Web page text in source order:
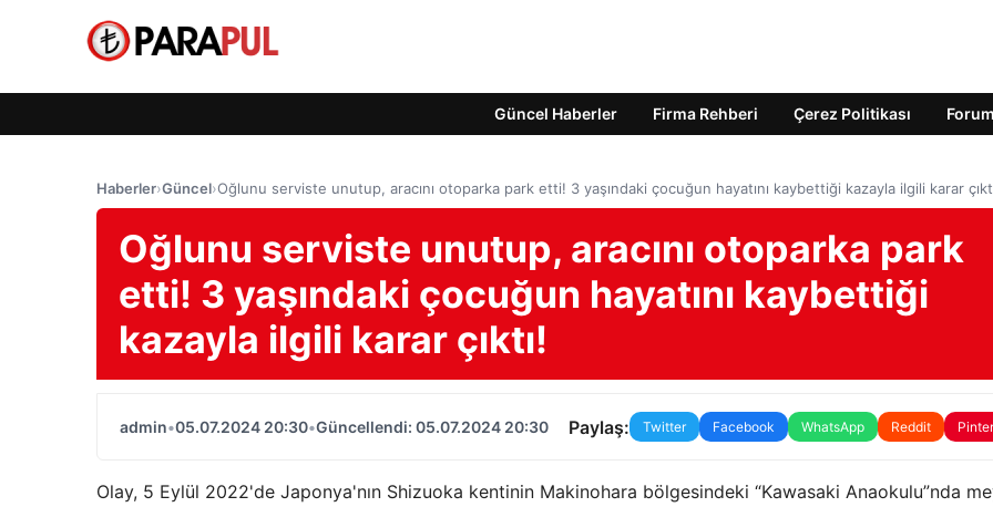
Güncel Haberler Firma Rehberi Çerez Politikası Forum
Haberler›Güncel›Oğlunu serviste unutup, aracını otoparka park etti! 3 yaşındaki çocuğun hayatını kaybettiği kazayla ilgili karar
Oğlunu serviste unutup, aracını otoparka park
etti! 3 yaşındaki çocuğun hayatını kaybettiği
kazayla ilgili karar çıktı!
admin•05.07.2024 20:30•Güncellendi: 05.07.2024 20:30 Paylaş: Twitter Facebook WhatsApp Reddit
Olay, 5 Eylül 2022'de Japonya'nın Shizuoka kentinin Makinohara bölgesindeki “Kawasaki Anaokulu”nda